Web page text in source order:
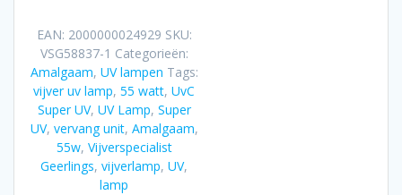
55W
vervang
unit
aantal
EAN: 2000000024929 SKU:
VSG58837-1 Categorieën:
Amalgaam, UV lampen Tags:
vijver uv lamp, 55 watt, UvC
Super UV, UV Lamp, Super
UV, vervang unit, Amalgaam,
55w, Vijverspecialist
Geerlings, vijverlamp, UV,
lamp